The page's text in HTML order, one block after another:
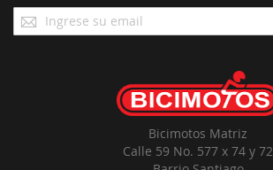
Suscríbase
a
Bicimotos Matriz
Calle 59 No. 577 x 74 y 72